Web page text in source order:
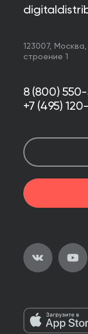
123007, Москва,
строение 1
8 (800)
+7 (495)